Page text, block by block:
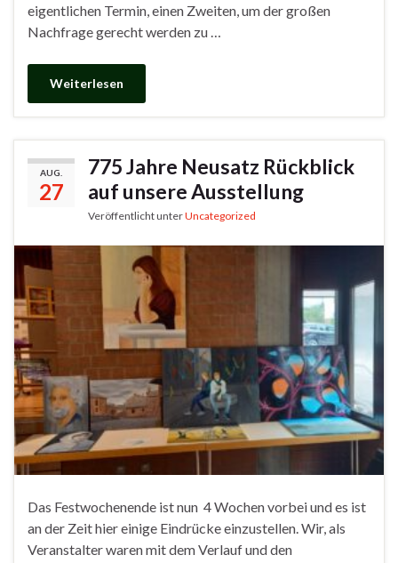
eigentlichen Termin, einen Zweiten, um der großen
Nachfrage gerecht werden zu …
Weiterlesen
AUG.
27
775 Jahre Neusatz Rückblick
auf unsere Ausstellung
Veröffentlicht unterUncategorized
Das Festwochenende ist nun 4 Wochen vorbei und es ist
an der Zeit hier einige Eindrücke einzustellen. Wir, als
Veranstalter waren mit dem Verlauf und den